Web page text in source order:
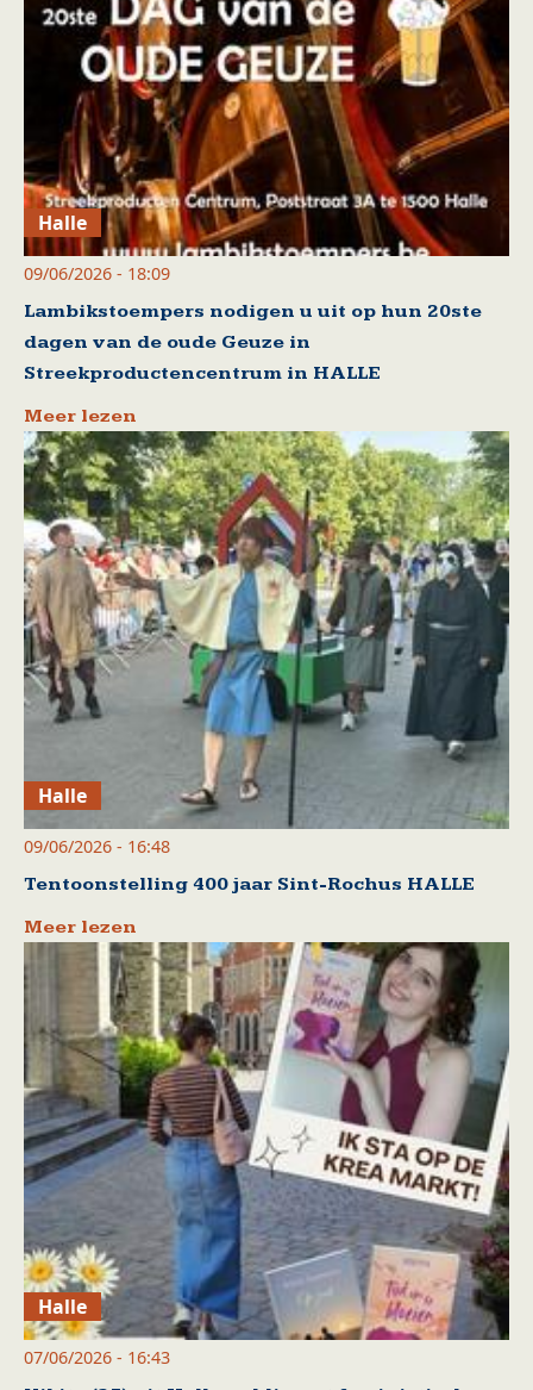
Halle
09/06/2026 - 18:09
Lambikstoempers nodigen u uit op hun 20ste
dagen van de oude Geuze in
Streekproductencentrum in HALLE
Meer lezen
Halle
09/06/2026 - 16:48
Tentoonstelling 400 jaar Sint-Rochus HALLE
Meer lezen
Halle
07/06/2026 - 16:43